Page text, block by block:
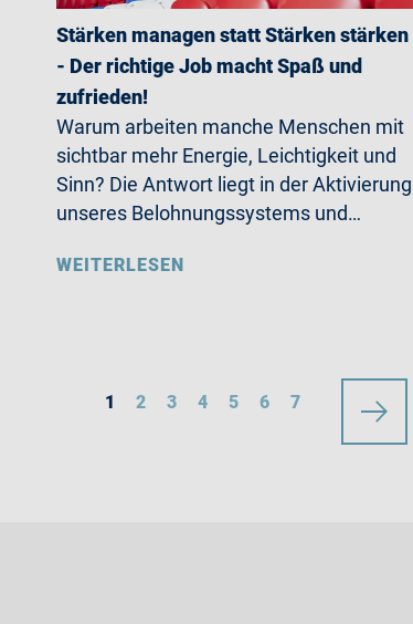
Stärken managen statt Stärken stärken
- Der richtige Job macht Spaß und
zufrieden!
Warum arbeiten manche Menschen mit
sichtbar mehr Energie, Leichtigkeit und
Sinn? Die Antwort liegt in der Aktivierung
unseres Belohnungssystems und…
WEITERLESEN
1 2 3 4 5 6 7